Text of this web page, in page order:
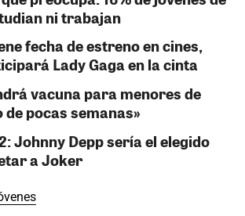
ni trabajan
fecha de estreno en cines,
Lady Gaga en la cinta
vacuna para menores de
pocas semanas»
Johnny Depp sería el elegido
a Joker